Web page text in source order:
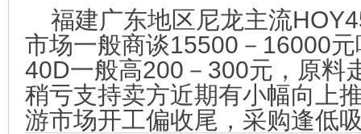
福建广东地区尼龙主流
市场一般商谈15500－16000
40D一般高200－300元，原料
稍亏支持卖方近期有小幅向上
游市场开工偏收尾，采购逢低